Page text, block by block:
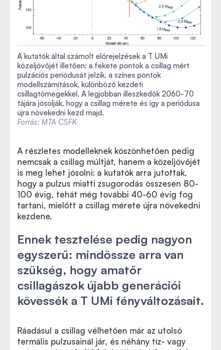
A kutatók által számolt előrejelzések a T UMi
közeljövőjét illetően: a fekete pontok a csillag mért
pulzációs periódusát jelzik, a színes pontok
modellszámítások, különböző kezdeti
csillagtömegekkel. A legjobban illeszkedők 2060-70
tájára jósolják, hogy a csillag mérete és így a periódusa
újra növekedni kezd majd.
Forrás: MTA CSFK
A részletes modelleknek köszönhetően pedig
nemcsak a csillag múltját, hanem a közeljövőjét
is meg lehet jósolni: a kutatók arra jutottak,
hogy a pulzus miatti zsugorodás összesen 80-
100 évig, tehát még további 40-60 évig fog
tartani, mielőtt a csillag mérete újra növekedni
kezdene.
Ennek tesztelése pedig nagyon
egyszerű: mindössze arra van
szükség, hogy amatőr
csillagászok újabb generációi
kövessék a T UMi fényváltozásait.
Ráadásul a csillag vélhetően már az utolsó
termális pulzusainál jár, és néhány tíz- vagy